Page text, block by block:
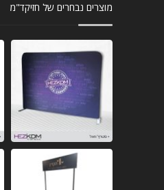
מוצרים נבחרים של חזיקד"מ